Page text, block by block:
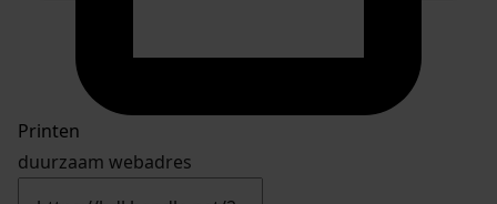
Printen
duurzaam webadres